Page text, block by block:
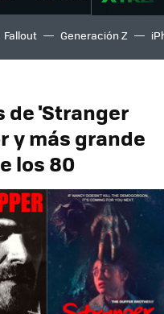
Fallout Generación Z
de 'Stranger
y más grande
los 80